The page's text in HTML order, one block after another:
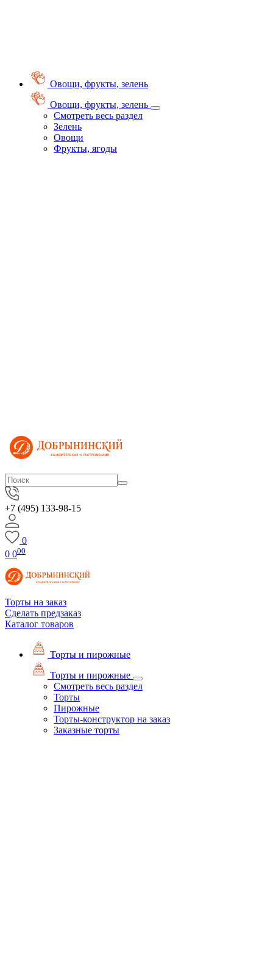
Овощи, фрукты, зелень
Овощи, фрукты, зелень
Смотреть весь раздел
Зелень
Овощи
Фрукты, ягоды
+7 (495) 133-98-15
0
0 000
Торты на заказ
Сделать предзаказ
Каталог товаров
Торты и пирожные
Торты и пирожные
Смотреть весь раздел
Торты
Пирожные
Торты-конструктор на заказ
Заказные торты